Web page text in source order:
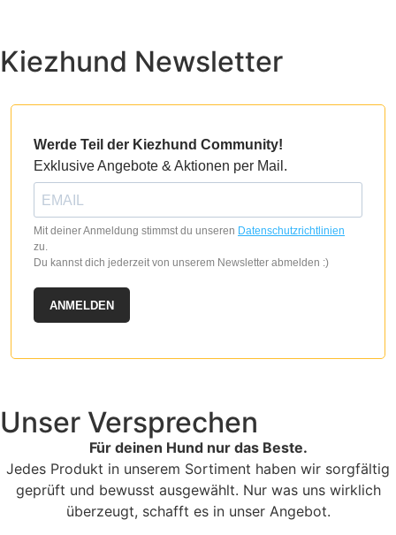
Kiezhund Newsletter
Werde Teil der Kiezhund Community!
Exklusive Angebote & Aktionen per Mail.
Mit deiner Anmeldung stimmst du unseren Datenschutzrichtlinien
zu.
Du kannst dich jederzeit von unserem Newsletter abmelden :)
ANMELDEN
Unser Versprechen
Für deinen Hund nur das Beste.
Jedes Produkt in unserem Sortiment haben wir sorgfältig
geprüft und bewusst ausgewählt. Nur was uns wirklich
überzeugt, schafft es in unser Angebot.